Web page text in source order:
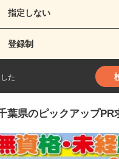
指定しない
登録制
た
葉県のピックアップPR